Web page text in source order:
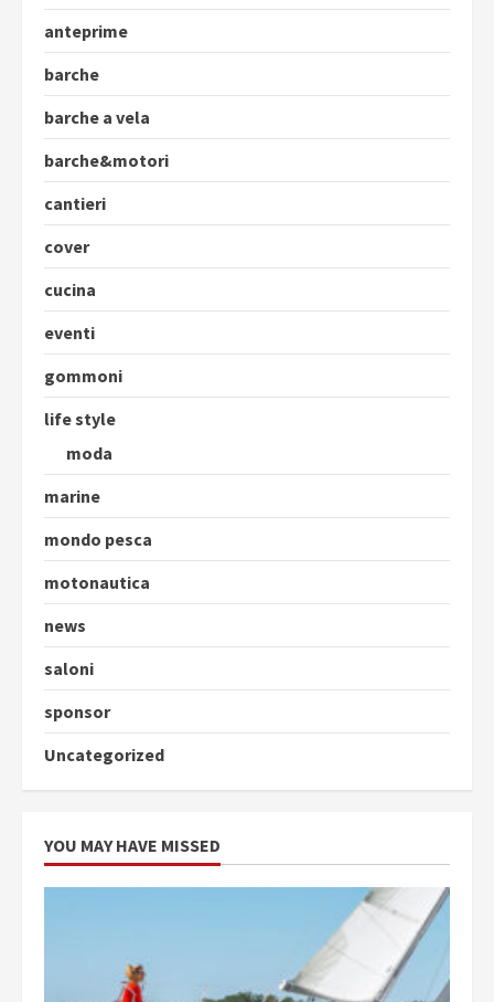
anteprime
barche
barche a vela
barche&motori
cantieri
cover
cucina
eventi
gommoni
life style
moda
marine
mondo pesca
motonautica
news
saloni
sponsor
Uncategorized
YOU MAY HAVE MISSED